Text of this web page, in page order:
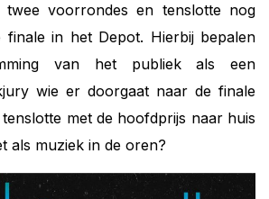
twee voorrondes en tenslotte nog
finale in het Depot. Hierbij bepalen
van het publiek als een
wie er doorgaat naar de finale
met de hoofdprijs naar huis
als muziek in de oren?